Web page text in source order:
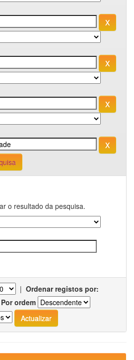
o resultado da pesquisa.
| Ordenar registos por:
Por ordem